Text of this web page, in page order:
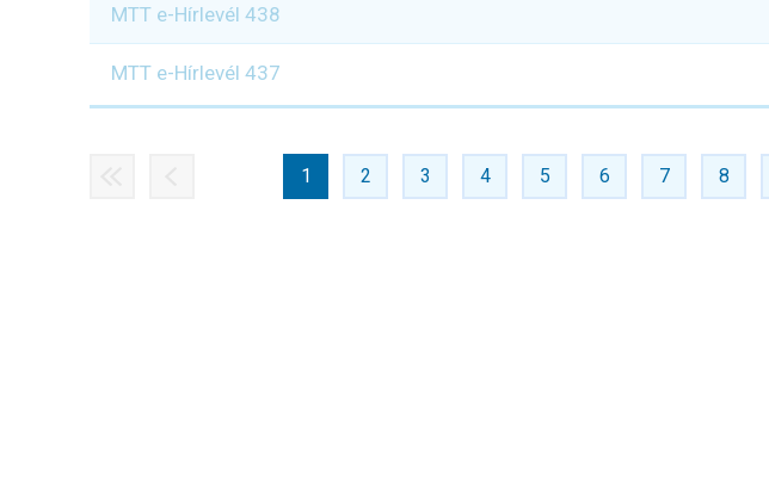
MTT e-Hírlevél 438
MTT e-Hírlevél 437
1 2 3 4 5 6 7 8